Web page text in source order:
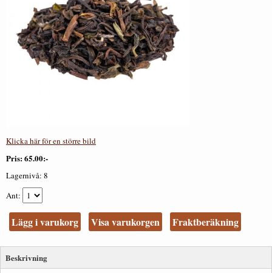
Klicka här för en större bild
Pris 65.00:-
Lagernivå: 8
Ant
Lägg i varukorg Visa varukorgen Fraktberäkning
Beskrivning